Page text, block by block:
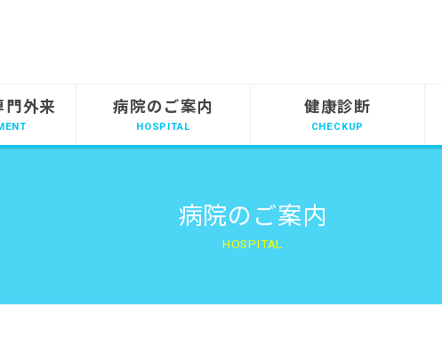
門外来 病院のご案内 健康診断
病院のご案内